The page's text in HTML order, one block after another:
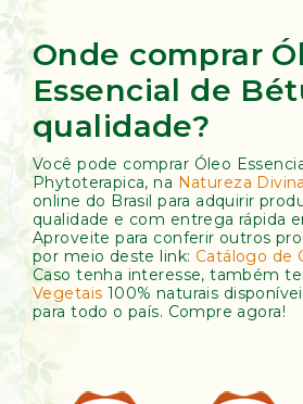
Onde comprar
Essencial de
qualidade?
Você pode comprar Óleo
Phytoterapica, na Natureza Divina
online do Brasil para adquirir
qualidade e com entrega rápida
Aproveite para conferir outros
por meio deste link: Catálogo de
Caso tenha interesse, também
Vegetais 100% naturais
para todo o país. Compre agora!